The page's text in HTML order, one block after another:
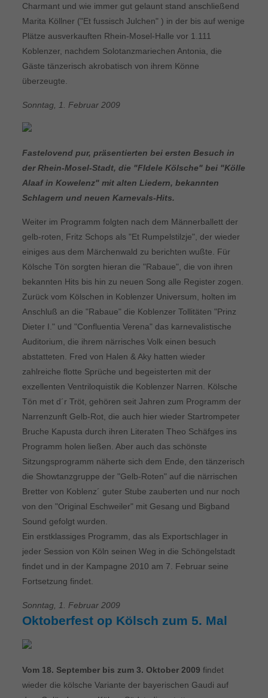
Charmant und wie immer gut gelaunt stand anschließend
Marita Köllner ("Et fussisch Julchen" ) in der bis auf wenige
Plätze ausverkauften Rhein-Mosel-Halle vor 1.111
Koblenzer, nachdem Solotanzmariechen Antonia, die
Gäste tänzerisch akrobatisch von ihrem Könne
überzeugte.
Sonntag, 1. Februar 2009
Fastelovend pur, präsentierten bei ersten Besuch in
der Rhein-Mosel-Stadt, die "FIdele Kölsche" bei "Kölle
Alaaf in Kowelenz" mit alten Liedern, bekannten
Schlagern und neuen Karnevals-Hits.
Weiter im Programm folgten nach dem Männerballett der
gelb-roten, Fritz Schops als "Et Rumpelstilzje", der wieder
einiges aus dem Märchenwald zu berichten wußte. Für
Kölsche Tön sorgten hieran die "Rabaue", die von ihren
bekannten Hits bis hin zu neuen Song alle Register zogen.
Zurück vom Kölschen in Koblenzer Universum, holten im
Anschluß an die "Rabaue" die Koblenzer Tollitäten "Prinz
Dieter I." und "Confluentia Verena" das karnevalistische
Auditorium, die ihrem närrisches Volk einen besuch
abstatteten. Fred von Halen & Aky hatten wieder
zahlreiche flotte Sprüche und begeisterten mit der
exzellenten Ventriloquistik die Koblenzer Narren. Kölsche
Tön met d´r Tröt, gehören seit Jahren zum Programm der
Narrenzunft Gelb-Rot, die auch hier wieder Startrompeter
Bruche Kapusta durch ihren Literaten Theo Schäfges ins
Programm holen ließen. Aber auch das schönste
Sitzungsprogramm näherte sich dem Ende, den tänzerisch
die Showtanzgruppe der "Gelb-Roten" auf die närrischen
Bretter von Koblenz´ guter Stube zauberten und nur noch
von den "Original Eschweiler" mit Gesang und Bigband
Sound gefolgt wurden.
Ein erstklassiges Programm, das als Exportschlager in
jeder Session von Köln seinen Weg in die Schöngelstadt
findet und in der Kampagne 2010 am 7. Februar seine
Fortsetzung findet.
Sonntag, 1. Februar 2009
Oktoberfest op Kölsch zum 5. Mal
Vom 18. September bis zum 3. Oktober 2009 findet
wieder die kölsche Variante der bayerischen Gaudi auf